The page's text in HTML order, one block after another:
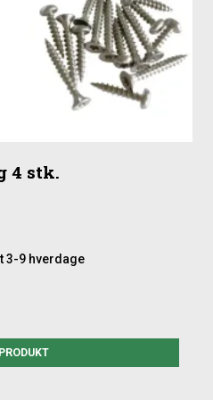
slagskruer
beslag og eventuelt stolpehatte
4 stk.
3-9 hverdage